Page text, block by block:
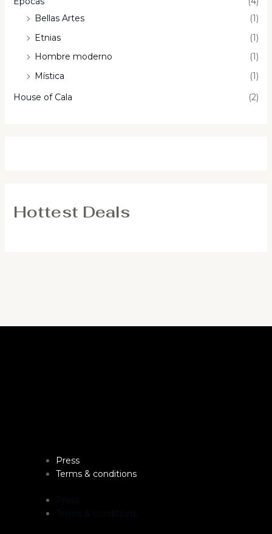
Bellas Artes
(1)
Etnias
(1)
Hombre moderno
(1)
Mística
(1)
House of Cala
(2)
Hottest Deals
Press
Terms & conditions